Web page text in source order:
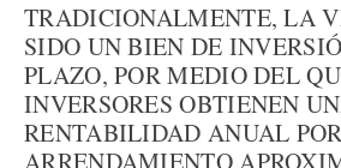
TRADICIONALMENTE, LA
SIDO UN BIEN DE
PLAZO, POR MEDIO DEL
INVERSORES OBTIENEN
RENTABILIDAD ANUAL POR
ARRENDAMIENTO